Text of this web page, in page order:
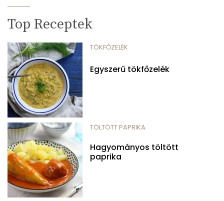
Top Receptek
TÖKFŐZELÉK
Egyszerű tökfőzelék
TÖLTÖTT PAPRIKA
Hagyományos töltött
paprika